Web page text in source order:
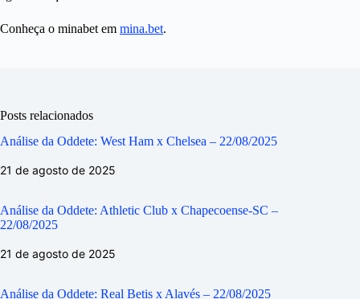
Conheça o minabet em mina.bet.
Posts relacionados
Análise da Oddete: West Ham x Chelsea – 22/08/2025
21 de agosto de 2025
Análise da Oddete: Athletic Club x Chapecoense-SC –
22/08/2025
21 de agosto de 2025
Análise da Oddete: Real Betis x Alavés – 22/08/2025